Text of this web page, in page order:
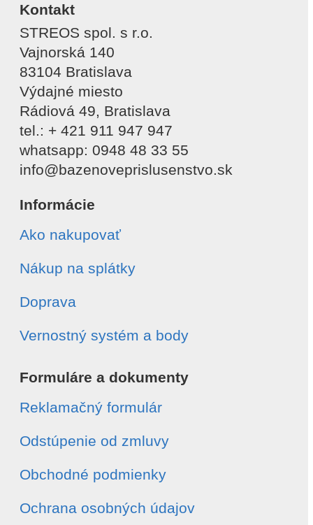
Kontakt
STREOS spol. s r.o.
Vajnorská 140
83104 Bratislava
Výdajné miesto
Rádiová 49, Bratislava
tel.: + 421 911 947 947
whatsapp: 0948 48 33 55
info@bazenoveprislusenstvo.sk
Informácie
Ako nakupovať
Nákup na splátky
Doprava
Vernostný systém a body
Formuláre a dokumenty
Reklamačný formulár
Odstúpenie od zmluvy
Obchodné podmienky
Ochrana osobných údajov